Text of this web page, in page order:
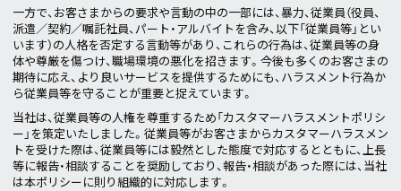
一方で、お客さまからの要求や言動の中の一部には、暴力、従業員（役員、
派遣／契約／嘱託社員、パート・アルバイトを含み、以下「従業員等」とい
います）の人格を否定する言動等があり、これらの行為は、従業員等の身
体や尊厳を傷つけ、職場環境の悪化を招きます。今後も多くのお客さまの
期待に応え、より良いサービスを提供するためにも、ハラスメント行為か
ら従業員等を守ることが重要と捉えています。
当社は、従業員等の人権を尊重するため「カスタマーハラスメントポリシ
ー」を策定いたしました。従業員等がお客さまからカスタマーハラスメン
トを受けた際は、従業員等には毅然とした態度で対応するとともに、上長
等に報告・相談することを奨励しており、報告・相談があった際には、当社
は本ポリシーに則り組織的に対応します。